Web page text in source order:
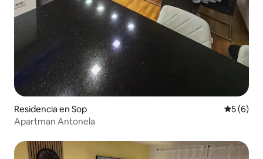
Residencia en Sop
5 (6)
Apartman Antonela